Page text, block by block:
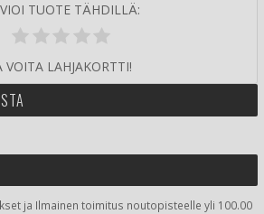
TUOTE TÄHDILLÄ:
VOITA LAHJAKORTTI!
ja Ilmainen toimitus noutopisteelle yli 100.00